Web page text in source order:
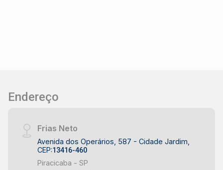
Endereço
Frias Neto
Avenida dos Operários, 587 - Cidade Jardim,
CEP:13416-460
Piracicaba - SP